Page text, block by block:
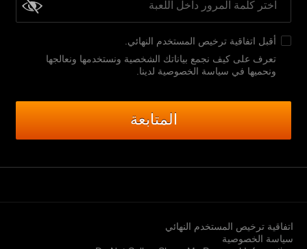
أقبل اتفاقية ترخيص المستخدم النهائي
تعرف على كيف نجمع بياناتك الشخصية ونستخدمها ونعالجها
ونحميها في سياسة الخصوصية لدينا
المتابعة
اتفاقية ترخيص المستخدم النهائي
سياسة الخصوصية